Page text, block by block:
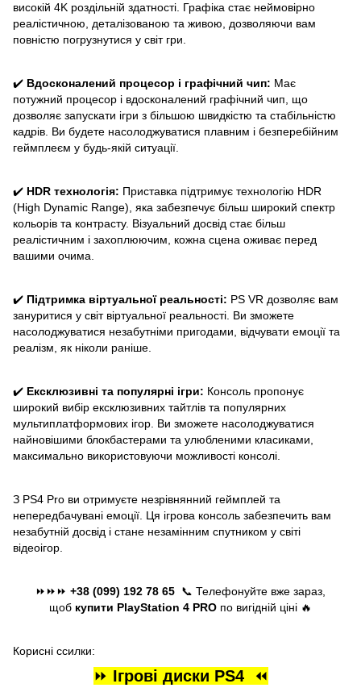
високій 4K роздільній здатності. Графіка стає неймовірно
реалістичною, деталізованою та живою, дозволяючи вам
повністю погрузнутися у світ гри.
✔️ Вдосконалений процесор і графічний чип: Має
потужний процесор і вдосконалений графічний чип, що
дозволяє запускати ігри з більшою швидкістю та стабільністю
кадрів. Ви будете насолоджуватися плавним і безперебійним
геймплеєм у будь-якій ситуації.
✔️ HDR технологія: Приставка підтримує технологію HDR
(High Dynamic Range), яка забезпечує більш широкий спектр
кольорів та контрасту. Візуальний досвід стає більш
реалістичним і захоплюючим, кожна сцена оживає перед
вашими очима.
✔️ Підтримка віртуальної реальності: PS VR дозволяє вам
зануритися у світ віртуальної реальності. Ви зможете
насолоджуватися незабутніми пригодами, відчувати емоції та
реалізм, як ніколи раніше.
✔️ Ексклюзивні та популярні ігри: Консоль пропонує
широкий вибір ексклюзивних тайтлів та популярних
мультиплатформових ігор. Ви зможете насолоджуватися
найновішими блокбастерами та улюбленими класиками,
максимально використовуючи можливості консолі.
З PS4 Pro ви отримуєте незрівнянний геймплей та
непередбачувані емоції. Ця ігрова консоль забезпечить вам
незабутній досвід і стане незамінним спутником у світі
відеоігор.
⏩⏩⏩ +38 (099) 192 78 65 📞 Телефонуйте вже зараз,
щоб купити PlayStation 4 PRO по вигідній ціні 🔥
Корисні ссилки:
⏩ Ігрові диски PS4 ⏪